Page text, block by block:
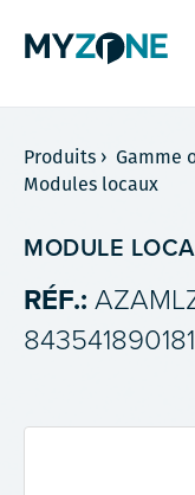
Produits › Gamme
Modules locaux
MODULE
RÉF.: